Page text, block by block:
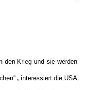
den Krieg und sie werden
, interessiert die USA